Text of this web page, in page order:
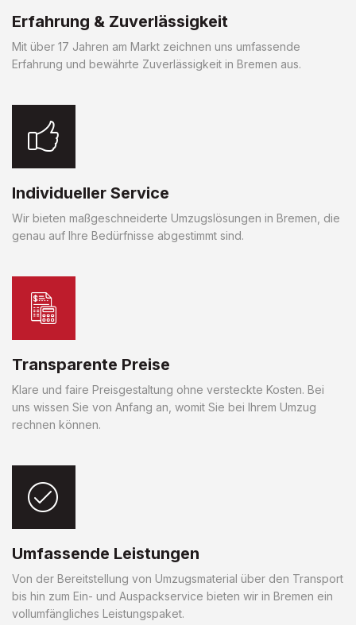
Erfahrung & Zuverlässigkeit
Mit über 17 Jahren am Markt zeichnen uns umfassende
Erfahrung und bewährte Zuverlässigkeit in Bremen aus.
Individueller Service
Wir bieten maßgeschneiderte Umzugslösungen in Bremen, die
genau auf Ihre Bedürfnisse abgestimmt sind.
Transparente Preise
Klare und faire Preisgestaltung ohne versteckte Kosten. Bei
uns wissen Sie von Anfang an, womit Sie bei Ihrem Umzug
rechnen können.
Umfassende Leistungen
Von der Bereitstellung von Umzugsmaterial über den Transport
bis hin zum Ein- und Auspackservice bieten wir in Bremen ein
vollumfängliches Leistungspaket.